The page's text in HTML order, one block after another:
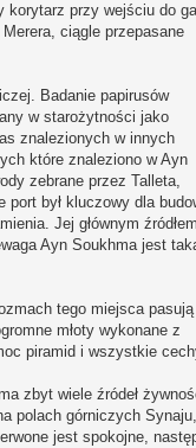
korytarz przy wejściu do
ciągle przepasane
Badanie papirusów
w starożytności jako
znalezionych w innych
które znaleziono w Ayn
zebrane przez Talleta,
port był kluczowy dla
Jej głównym
Ayn Soukhma jest
tego miejsca
młoty wykonane z
piramid i wszystkie
zbyt wiele źródeł
polach górniczych
jest spokojne,